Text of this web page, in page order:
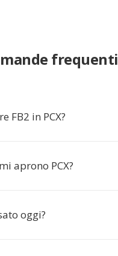
frequenti
FB2 in PCX?
aprono PCX?
oggi?